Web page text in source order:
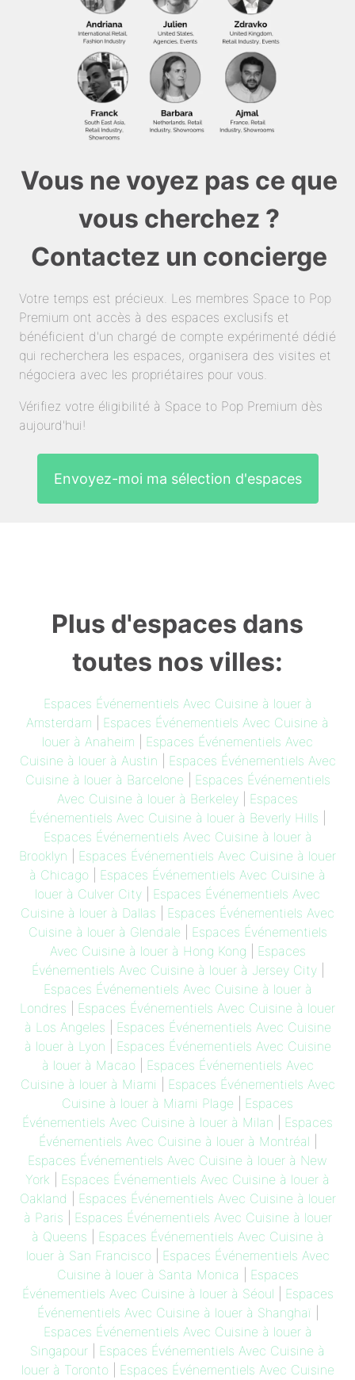
Vous ne voyez pas ce que
vous cherchez ?
Contactez un concierge
Votre temps est précieux. Les membres Space to Pop
Premium ont accès à des espaces exclusifs et
bénéficient d'un chargé de compte expérimenté dédié
qui recherchera les espaces, organisera des visites et
négociera avec les propriétaires pour vous.
Vérifiez votre éligibilité à Space to Pop Premium dès
aujourd'hui!
Envoyez-moi ma sélection d'espaces
Plus d'espaces dans
toutes nos villes:
Espaces Événementiels Avec Cuisine à louer à
Amsterdam
Espaces Événementiels Avec Cuisine à
louer à Anaheim
Espaces Événementiels Avec
Cuisine à louer à Austin
Espaces Événementiels Avec
Cuisine à louer à Barcelone
Espaces Événementiels
Avec Cuisine à louer à Berkeley
Espaces
Événementiels Avec Cuisine à louer à Beverly Hills
Espaces Événementiels Avec Cuisine à louer à
Brooklyn
Espaces Événementiels Avec Cuisine à louer
à Chicago
Espaces Événementiels Avec Cuisine à
louer à Culver City
Espaces Événementiels Avec
Cuisine à louer à Dallas
Espaces Événementiels Avec
Cuisine à louer à Glendale
Espaces Événementiels
Avec Cuisine à louer à Hong Kong
Espaces
Événementiels Avec Cuisine à louer à Jersey City|
Espaces Événementiels Avec Cuisine à louer à
Londres
Espaces Événementiels Avec Cuisine à louer
à Los Angeles
Espaces Événementiels Avec Cuisine
à louer à Lyon
Espaces Événementiels Avec Cuisine
à louer à Macao| Espaces Événementiels Avec
Cuisine à louer à Miami
Espaces Événementiels Avec
Cuisine à louer à Miami Plage
Espaces
Événementiels Avec Cuisine à louer à Milan
Espaces
Événementiels Avec Cuisine à louer à Montréal
Espaces Événementiels Avec Cuisine à louer à New
York
Espaces Événementiels Avec Cuisine à louer à
Oakland
Espaces Événementiels Avec Cuisine à louer
à Paris
Espaces Événementiels Avec Cuisine à louer
à Queens
Espaces Événementiels Avec Cuisine à
louer à San Francisco| Espaces Événementiels Avec
Cuisine à louer à Santa Monica
Espaces
Événementiels Avec Cuisine à louer à Séoul
Espaces
Événementiels Avec Cuisine à louer à Shanghaï
Espaces Événementiels Avec Cuisine à louer à
Singapour
Espaces Événementiels Avec Cuisine à
louer à Toronto| Espaces Événementiels Avec Cuisine